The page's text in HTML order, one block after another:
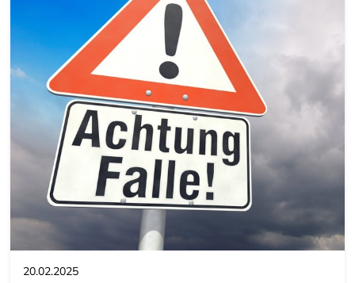
20.02.2025